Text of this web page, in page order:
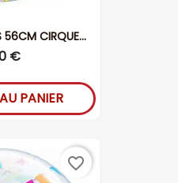
56CM CIRQUE...
€
PANIER
favorite_border